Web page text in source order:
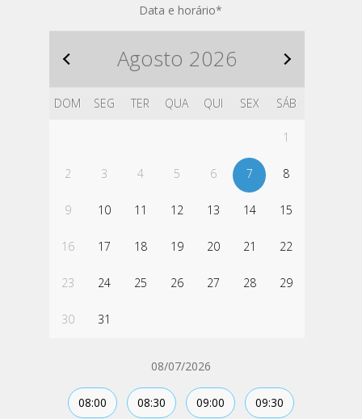
Data e horário*
Agosto 2026
DOM SEG TER QUA QUI SEX SÁB
1
2 3 4 5 6 7 8
9 10 11 12 13 14 15
16 17 18 19 20 21 22
23 24 25 26 27 28 29
30 31
08/07/2026
08:00 08:30 09:00 09:30